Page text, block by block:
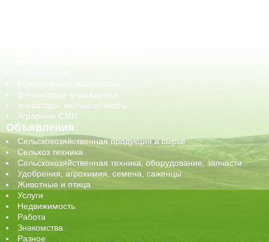
строительные материалы
финансовые учреждения
элеваторы, мелькомбинаты
Аграрные СМИ
Объявления
Сельскохозяйственная продукция и сырье
Сельхоз техника
Сельскохозяйственная техника, оборудование, запчасти
Удобрения, агрохимия, семена, саженцы
Животные и птица
Услуги
Недвижимость
Работа
Знакомства
Разное